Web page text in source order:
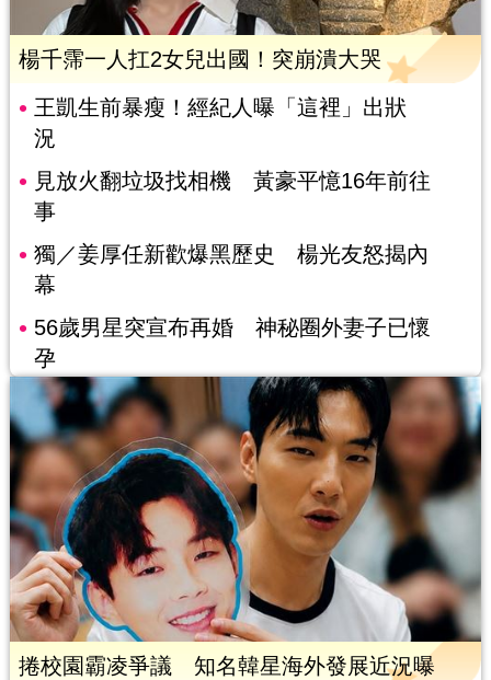
楊千霈一人扛2女兒出國！突崩潰大哭
王凱生前暴瘦！經紀人曝「這裡」出狀
況
見放火翻垃圾找相機 黃豪平憶16年前往
事
獨／姜厚任新歡爆黑歷史 楊光友怒揭內
幕
56歲男星突宣布再婚 神秘圈外妻子已懷
孕
捲校園霸凌爭議 知名韓星海外發展近況曝